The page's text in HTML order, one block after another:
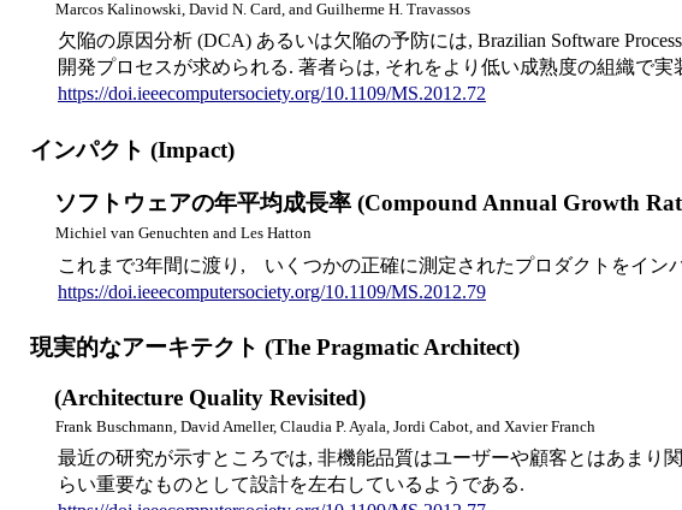
Marcos Kalinowski, David N. Card, and Guilherme H. Travassos
欠陥の原因分析 (DCA) あるいは欠陥の予防には, Brazilian Software
開発プロセスが求められる. 著者らは, それをより低い成熟度の組織で
https://doi.ieeecomputersociety.org/10.1109/MS.2012.72
インパクト (Impact)
ソフトウェアの年平均成長率 (Compound Annual Growth
Michiel van Genuchten and Les Hatton
これまで3年間に渡り, いくつかの正確に測定されたプロダクトをイン
https://doi.ieeecomputersociety.org/10.1109/MS.2012.79
現実的なアーキテクト (The Pragmatic Architect)
(Architecture Quality Revisited)
Frank Buschmann, David Ameller, Claudia P. Ayala, Jordi Cabot, and Xavier Franch
最近の研究が示すところでは, 非機能品質はユーザーや顧客とはあまり
らい重要なものとして設計を左右しているようである.